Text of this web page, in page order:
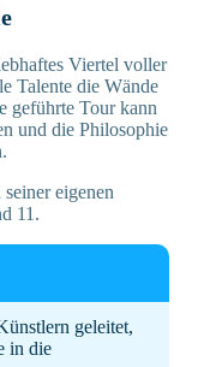
Viertel voller
Talente die Wände
geführte Tour kann
und die Philosophie
eigenen
11.
geleitet,
in die